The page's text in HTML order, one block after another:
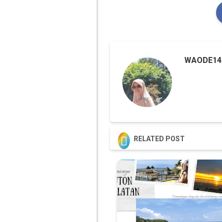
 RELATED POST